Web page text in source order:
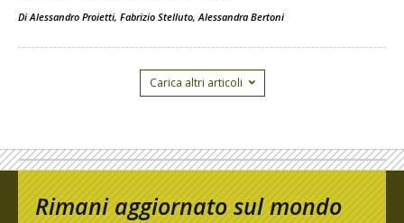
Di Alessandro Proietti, Fabrizio Stelluto, Alessandra Bertoni
Carica altri articoli
Rimani aggiornato sul mondo